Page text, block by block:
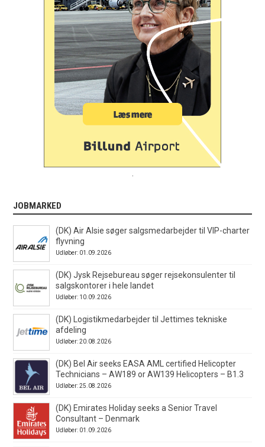
JOBMARKED
(DK) Air Alsie søger salgsmedarbejder til VIP-charter
flyvning
Udløber: 01.09.2026
(DK) Jysk Rejsebureau søger rejsekonsulenter til
salgskontorer i hele landet
Udløber: 10.09.2026
(DK) Logistikmedarbejder til Jettimes tekniske
afdeling
Udløber: 20.08.2026
(DK) Bel Air seeks EASA AML certified Helicopter
Technicians – AW189 or AW139 Helicopters – B1.3
Udløber: 25.08.2026
(DK) Emirates Holiday seeks a Senior Travel
Consultant – Denmark
Udløber: 01.09.2026